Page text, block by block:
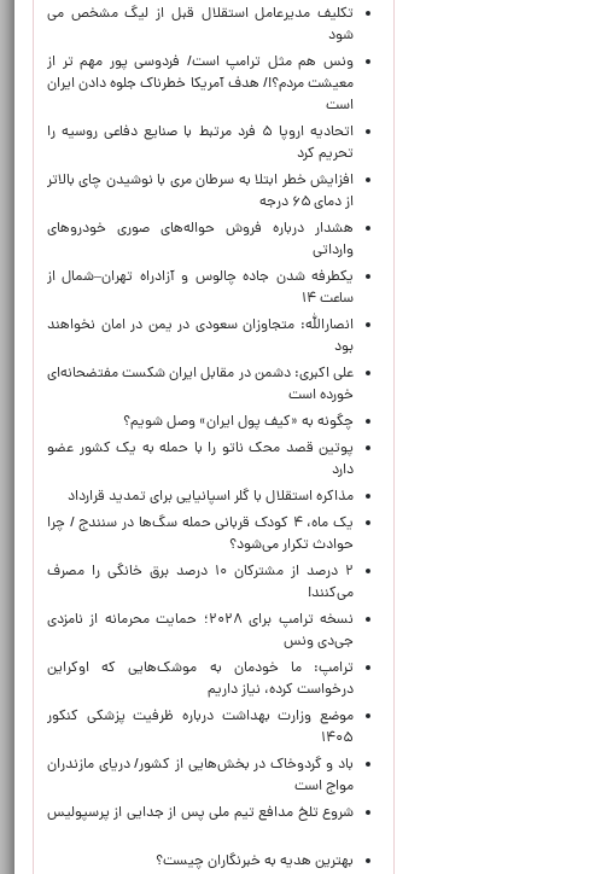
تکلیف مدیرعامل استقلال قبل از لیگ مشخص می
شود
ونس هم مثل ترامپ است/ فردوسی پور مهم تر از
معیشت مردم؟!/ هدف آمریکا خطرناک جلوه دادن ایران
است
اتحادیه اروپا ۵ فرد مرتبط با صنایع دفاعی روسیه را
تحریم کرد
افزایش خطر ابتلا به سرطان مری با نوشیدن چای بالاتر
از دمای ۶۵ درجه
هشدار درباره فروش حواله‌های صوری خودروهای
وارداتی
یکطرفه شدن جاده چالوس و آزادراه تهران–شمال از
ساعت ۱۴
انصارالله: متجاوزان سعودی در یمن در امان نخواهند
بود
علی اکبری: دشمن در مقابل ایران شکست مفتضحانه‌ای
خورده است
چگونه به «کیف پول ایران» وصل شویم؟
پوتین قصد محک ناتو را با حمله به یک کشور عضو
دارد
مذاکره استقلال با گلر اسپانیایی برای تمدید قرارداد
یک ماه، ۴ کودک قربانی حمله سگ‌ها در سنندج / چرا
حوادث تکرار می‌شود؟
۲ درصد از مشترکان ۱۰ درصد برق خانگی را مصرف
می‌کنند!
نسخه ترامپ برای ۲۰۲۸؛ حمایت محرمانه از نامزدی
جی‌دی ونس
ترامپ: ما خودمان به موشک‌هایی که اوکراین
درخواست کرده، نیاز داریم
موضع وزارت بهداشت درباره ظرفیت پزشکی کنکور
۱۴۰۵
باد و گردوخاک در بخش‌هایی از کشور/ دریای مازندران
مواج است
شروع تلخ مدافع تیم ملی پس از جدایی از پرسپولیس
بهترین هدیه به خبرنگاران چیست؟